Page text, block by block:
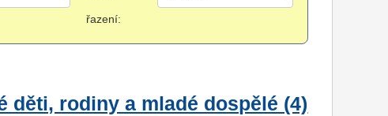
řazení:
děti, rodiny a mladé dospělé (4)